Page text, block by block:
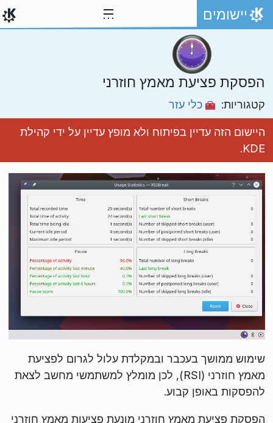
דילוג לתוכן
אתר הבית
יישומים
הפסקת פציעת מאמץ חוזרני
קטגוריות: כלי עזר
היישום הזה עדיין בפיתוח ולא מופץ עדיין על ידי קהילת
KDE.
שימוש ממושך בעכבר ובמקלדת עלול לגרום לפציעת
מאמץ חוזרני (RSI), לכן מומלץ למשתמשי מחשב לצאת
להפסקות באופן קבוע.
הפסקת פציעת מאמץ חוזרני מונעת פציעות מאמץ חוזרני